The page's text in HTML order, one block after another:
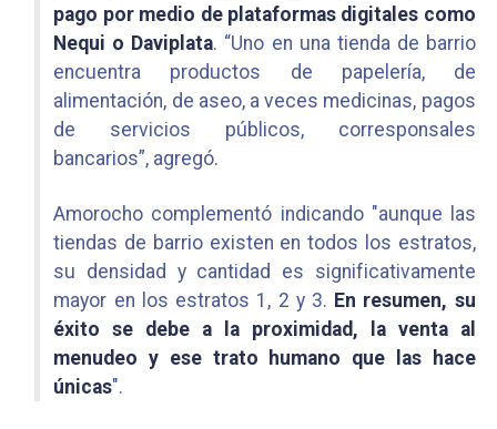
pago por medio de plataformas digitales como
Nequi o Daviplata. “Uno en una tienda de barrio
encuentra productos de papelería, de
alimentación, de aseo, a veces medicinas, pagos
de servicios públicos, corresponsales
bancarios”, agregó.
Amorocho complementó indicando "aunque las
tiendas de barrio existen en todos los estratos,
su densidad y cantidad es significativamente
mayor en los estratos 1, 2 y 3. En resumen, su
éxito se debe a la proximidad, la venta al
menudeo y ese trato humano que las hace
únicas".